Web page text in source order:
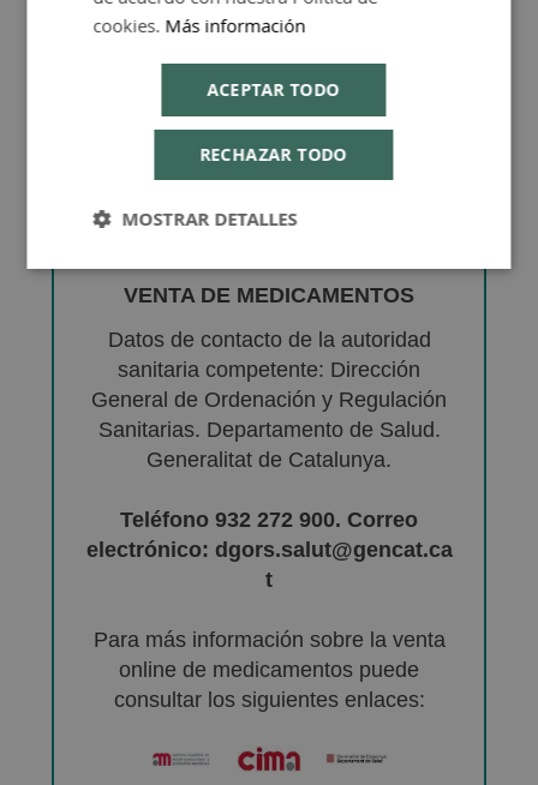
VENTA DE MEDICAMENTOS
Datos de contacto de la autoridad
sanitaria competente: Dirección
General de Ordenación y Regulación
Sanitarias. Departamento de Salud.
Generalitat de Catalunya.
Teléfono 932 272 900. Correo
electrónico: dgors.salut@gencat.ca
t
Para más información sobre la venta
online de medicamentos puede
consultar los siguientes enlaces:
cookies. Más información
ACEPTAR TODO
RECHAZAR TODO
MOSTRAR DETALLES